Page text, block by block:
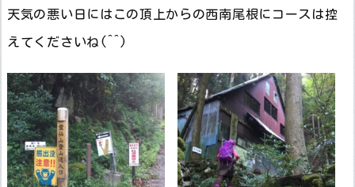
天気の悪い日にはこの頂上からの西南尾根にコースは控
えてくださいね(^^)